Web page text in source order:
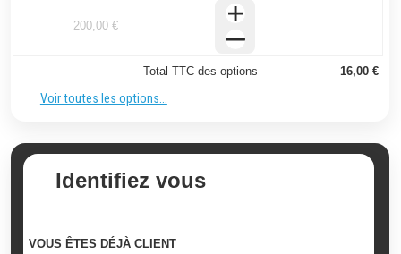
200,00 €
Total TTC des options 16,00 €
Voir toutes les options...
Identifiez vous
VOUS ÊTES DÉJÀ CLIENT